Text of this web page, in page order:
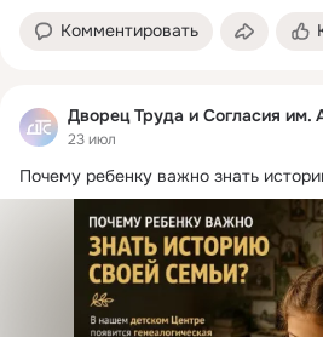
Комментировать
Дворец Труда и Согласия им.
23 июл
Почему ребенку важно знать